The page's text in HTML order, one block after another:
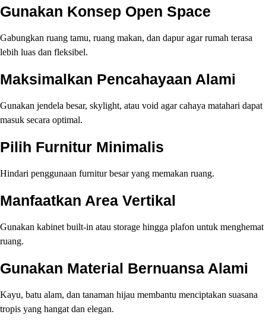
Gunakan Konsep Open Space
Gabungkan ruang tamu, ruang makan, dan dapur agar rumah terasa
lebih luas dan fleksibel.
Maksimalkan Pencahayaan Alami
Gunakan jendela besar, skylight, atau void agar cahaya matahari dapat
masuk secara optimal.
Pilih Furnitur Minimalis
Hindari penggunaan furnitur besar yang memakan ruang.
Manfaatkan Area Vertikal
Gunakan kabinet built-in atau storage hingga plafon untuk menghemat
ruang.
Gunakan Material Bernuansa Alami
Kayu, batu alam, dan tanaman hijau membantu menciptakan suasana
tropis yang hangat dan elegan.